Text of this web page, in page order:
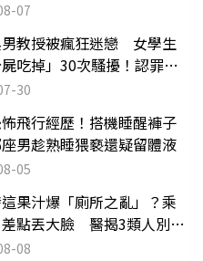
07
男教授被瘋狂迷戀 女學生
吃掉」30次騷擾！認罪免
30
飛行經歷！搭機睡醒褲子
男趁熟睡猥褻還疑留體液
05
果汁爆「廁所之亂」？乘
點丟大臉 醫揭3類人別亂
08